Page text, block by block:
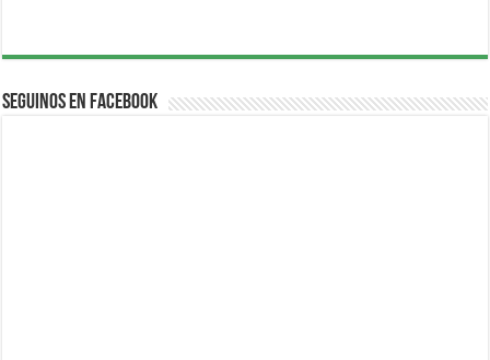
Seguinos en Facebook